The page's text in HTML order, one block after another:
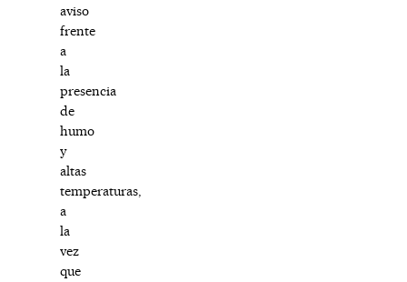
aviso
frente
a
la
presencia
de
humo
y
altas
temperaturas,
a
la
vez
que